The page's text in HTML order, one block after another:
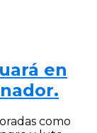
en
como